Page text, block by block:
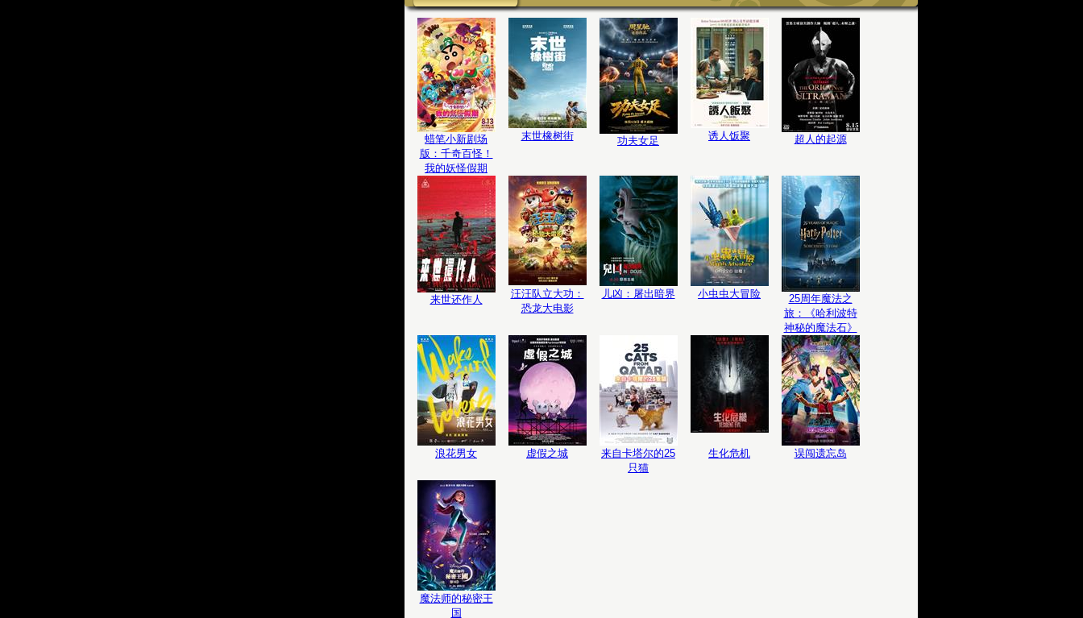
蜡笔小新剧场
版：千奇百怪！
我的妖怪假期
末世橡树街 功夫女足 诱人饭聚 超人的起源
来世还作人
汪汪队立大功：
恐龙大电影
儿凶：屠出暗界 小虫虫大冒险
25周年魔法之
旅：《哈利波特
神秘的魔法石》
浪花男女 虚假之城
来自卡塔尔的25
只猫
生化危机 误闯遗忘岛
魔法师的秘密王
国